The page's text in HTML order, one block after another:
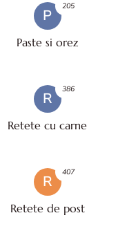
P
Paste si orez
205
R
Retete cu carne
386
R
Retete de post
407